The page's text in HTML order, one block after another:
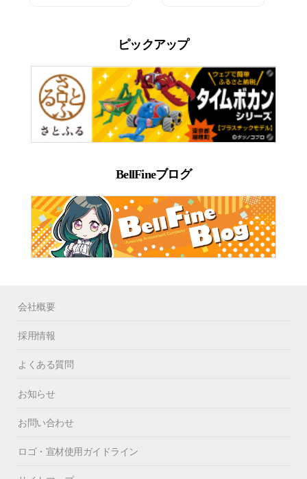
ピックアップ
BellFineブログ
会社概要
採用情報
よくある質問
お知らせ
お問い合わせ
ロゴ・宣材使用ガイドライン